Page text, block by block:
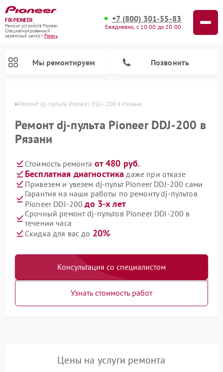
FIX-PIONEER
Ремонт устройств Pioneer
Специализированный
cервисный центр г.Рязань
+7 (800) 301-55-83
Ежедневно, с 10:00 до 20:00
Мы ремонтируем Позвонить
Ремонт dj-пульта Pioneer DDJ-200 в Рязани
Ремонт dj-пульта Pioneer DDJ-200 в
Рязани
Стоимость ремонта от 480 руб.
Бесплатная диагностика даже при отказе
Привезем и увезем dj-пульт Pioneer DDJ-200 сами
Гарантия на наши работы по ремонту dj-пультов
Pioneer DDJ-200до 3-х лет
Срочный ремонт dj-пультов Pioneer DDJ-200 в
течении часа
Скидка для вас до 20%
Консультация со специалистом
Узнать стоимость работ
Цены на услуги ремонта